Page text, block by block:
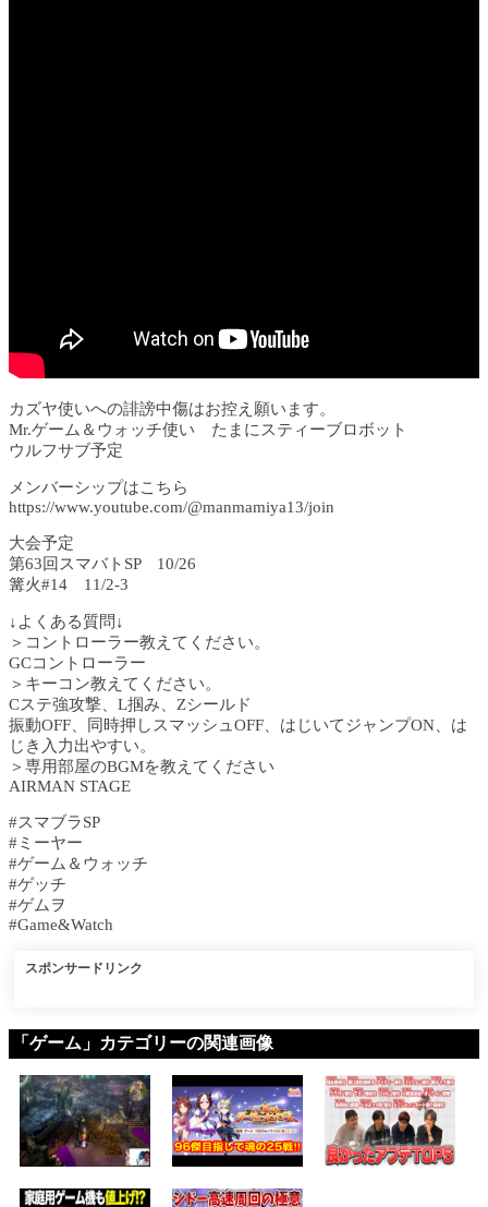
カズヤ使いへの誹謗中傷はお控え願います。
Mr.ゲーム＆ウォッチ使い たまにスティーブロボット
ウルフサブ予定
メンバーシップはこちら
https://www.youtube.com/@manmamiya13/join
大会予定
第63回スマバトSP 10/26
篝火#14 11/2-3
↓よくある質問↓
＞コントローラー教えてください。
GCコントローラー
＞キーコン教えてください。
Cステ強攻撃、L掴み、Zシールド
振動OFF、同時押しスマッシュOFF、はじいてジャンプON、は
じき入力出やすい。
＞専用部屋のBGMを教えてください
AIRMAN STAGE
#スマブラSP
#ミーヤー
#ゲーム＆ウォッチ
#ゲッチ
#ゲムヲ
#Game&Watch
スポンサードリンク
「ゲーム」カテゴリーの関連画像